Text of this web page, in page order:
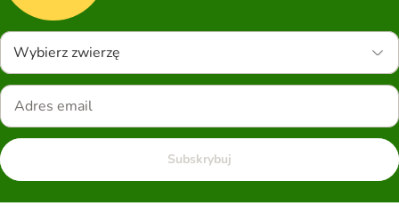
Wybierz zwierzę
Subskrybuj